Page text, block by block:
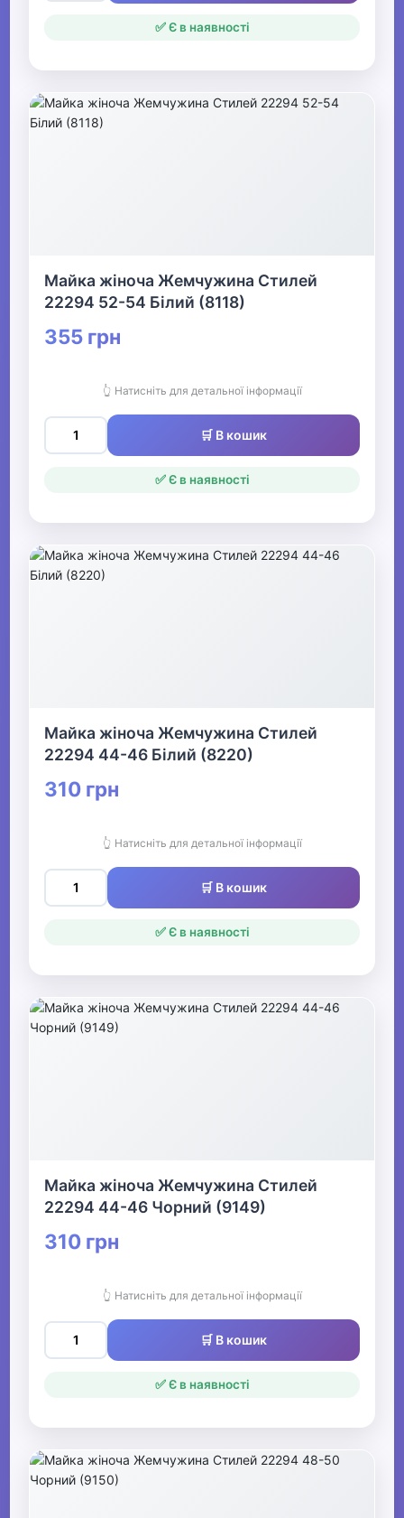
✅ Є в наявності
Майка жіноча Жемчужина Стилей
22294 52-54 Білий (8118)
355 грн
👆 Натисніть для детальної інформації
🛒 В кошик
✅ Є в наявності
Майка жіноча Жемчужина Стилей
22294 44-46 Білий (8220)
310 грн
👆 Натисніть для детальної інформації
🛒 В кошик
✅ Є в наявності
Майка жіноча Жемчужина Стилей
22294 44-46 Чорний (9149)
310 грн
👆 Натисніть для детальної інформації
🛒 В кошик
✅ Є в наявності